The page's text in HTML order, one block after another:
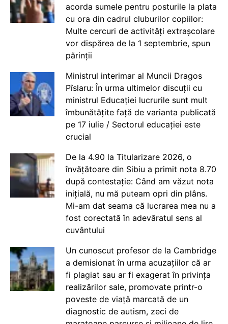
acorda sumele pentru posturile la plata
cu ora din cadrul cluburilor copiilor:
Multe cercuri de activități extrașcolare
vor dispărea de la 1 septembrie, spun
părinții
Ministrul interimar al Muncii Dragos
Pîslaru: În urma ultimelor discuții cu
ministrul Educației lucrurile sunt mult
îmbunătățite față de varianta publicată
pe 17 iulie / Sectorul educației este
crucial
De la 4.90 la Titularizare 2026, o
învățătoare din Sibiu a primit nota 8.70
după contestație: Când am văzut nota
inițială, nu mă puteam opri din plâns.
Mi-am dat seama că lucrarea mea nu a
fost corectată în adevăratul sens al
cuvântului
Un cunoscut profesor de la Cambridge
a demisionat în urma acuzațiilor că ar
fi plagiat sau ar fi exagerat în privința
realizărilor sale, promovate printr-o
poveste de viață marcată de un
diagnostic de autism, zeci de